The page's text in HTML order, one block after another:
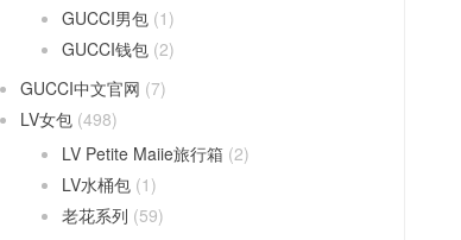
GUCCI男包 (1)
GUCCI钱包 (2)
GUCCI中文官网 (7)
LV女包 (498)
LV Petite Maiie旅行箱 (2)
LV水桶包 (1)
老花系列 (59)